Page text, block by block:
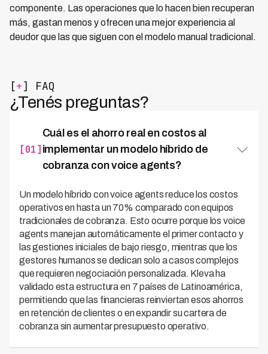
componente. Las operaciones que lo hacen bien recuperan
más, gastan menos y ofrecen una mejor experiencia al
deudor que las que siguen con el modelo manual tradicional.
[+] FAQ
¿Tenés preguntas?
[01]
Cuál es el ahorro real en costos al
implementar un modelo híbrido de
cobranza con voice agents?
Un modelo híbrido con voice agents reduce los costos
operativos en hasta un 70% comparado con equipos
tradicionales de cobranza. Esto ocurre porque los voice
agents manejan automáticamente el primer contacto y
las gestiones iniciales de bajo riesgo, mientras que los
gestores humanos se dedican solo a casos complejos
que requieren negociación personalizada. Kleva ha
validado esta estructura en 7 países de Latinoamérica,
permitiendo que las financieras reinviertan esos ahorros
en retención de clientes o en expandir su cartera de
cobranza sin aumentar presupuesto operativo.